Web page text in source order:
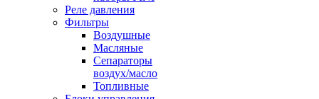
Реле давления
Фильтры
Воздушные
Масляные
Сепараторы
воздух/масло
Топливные